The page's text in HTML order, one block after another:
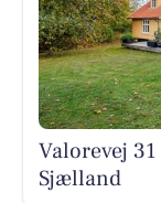
Valorevej
Sjælland